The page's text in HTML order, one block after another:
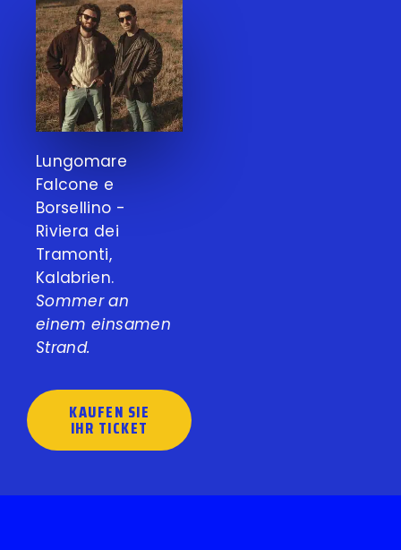
Lungomare
Falcone e
Borsellino -
Riviera dei
Tramonti,
Kalabrien.
Sommer an
einem einsamen
Strand.
KAUFEN SIE
IHR TICKET